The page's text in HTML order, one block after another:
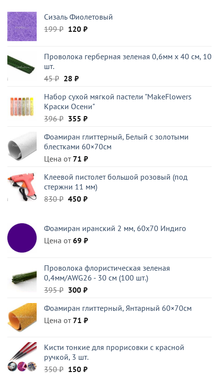
Сизаль Фиолетовый
199₽ Первоначальная
199 ₽.
120 ₽Текущая
Проволока герберная зеленая 0,6мм x 40 см, 10
шт.
45₽ Первоначальная
составляла
45 ₽.
28 ₽Текущая
28 ₽.
Набор сухой мягкой пастели "MakeFlowers
Краски Осени"
396₽ Первоначальная
составляла
396 ₽.
355 ₽Текущая
355 ₽.
Фоамиран глиттерный, Белый c золотыми
блестками 60×70см
Цена от 71 ₽
Клеевой пистолет большой розовый (под
стержни 11 мм)
830₽ Первоначальная
830 ₽.
450 ₽Текущая
Фоамиран иранский 2 мм, 60х70 Индиго
Цена от69 ₽
Проволока флористическая зеленая
0,4мм/AWG26 - 30 см (100 шт.)
395₽ Первоначальная
составляла
395 ₽.
300 ₽Текущая
300 ₽.
Фоамиран глиттерный, Янтарный 60×70см
Цена от 71 ₽
Кисти тонкие для прорисовки с красной
ручкой, 3 шт.
350₽ Первоначальная
150 ₽Текущая